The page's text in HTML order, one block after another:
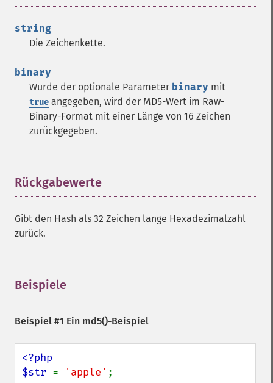
string
Die Zeichenkette.
binary
Wurde der optionale Parameter binary mit
true angegeben, wird der MD5-Wert im Raw-
Binary-Format mit einer Länge von 16 Zeichen
zurückgegeben.
Rückgabewerte
Gibt den Hash als 32 Zeichen lange Hexadezimalzahl
zurück.
Beispiele
Beispiel #1 Ein md5()-Beispiel
<?php
$str = 'apple' ;